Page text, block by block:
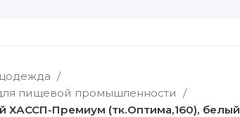
пищевой промышленности
ХАССП-Премиум (тк.Оптима,160), белый